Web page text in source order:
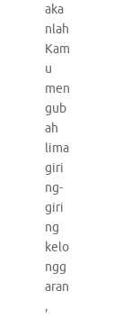
aka
nlah
Kam
u
men
gub
ah
lima
giri
ng-
giri
ng
kelo
ngg
aran
,